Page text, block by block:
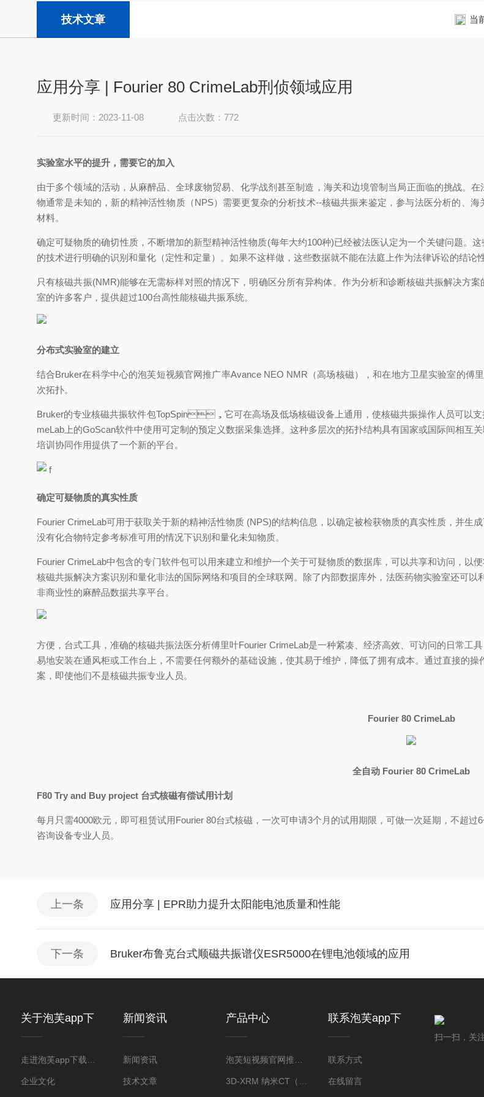
技术文章 当前
应用分享 | Fourier 80 CrimeLab刑侦领域应用
更新时间：2023-11-08 点击次数：772
实验室水平的提升，需要它的加入
由于多个领域的活动，从麻醉品、全球废物贸易、化学战剂甚至制造，海关和边境管制当局正面临的挑战
物通常是未知的，新的精神活性物质（NPS）需要更复杂的分析技术--核磁共振来鉴定，参与法医分析的
材料。
确定可疑物质的确切性质，不断增加的新型精神活性物质(每年大约100种)已经被法医认定为一个关键问题。
的技术进行明确的识别和量化（定性和定量）。如果不这样做，这些数据就不能在法庭上作为法律诉讼的结论性证
只有核磁共振(NMR)能够在无需标样对照的情况下，明确区分所有异构体。作为分析和诊断核磁共振解决方案的开
室的许多客户，提供超过100台高性能核磁共振系统。
分布式实验室的建立
结合Bruker在科学中心的泡芙短视频官网推广率Avance NEO NMR（高场核磁），和在地方卫星实验室的傅
次拓扑。
Bruker的专业核磁共振软件包TopSpin，它可在高场及低场核磁设备上通用，使核磁共振操作人员可以支持
meLab上的GoScan软件中使用可定制的预定义数据采集选择。这种多层次的拓扑结构具有国家或国际间相互关联
培训协同作用提供了一个新的平台。
f
确定可疑物质的真实性质
Fourier CrimeLab可用于获取关于新的精神活性物质 (NPS)的结构信息，以确定被检获物质的真实性质，并生
没有化合物特定参考标准可用的情况下识别和量化未知物质。
Fourier CrimeLab中包含的专门软件包可以用来建立和维护一个关于可疑物质的数据库，可以共享和访问，以
核磁共振解决方案识别和量化非法的国际网络和项目的全球联网。除了内部数据库外，法医药物实验室还可以
非商业性的麻醉品数据共享平台。
方便，台式工具，准确的核磁共振法医分析傅里叶Fourier CrimeLab是一种紧凑、经济高效、可访问的日常工
易地安装在通风柜或工作台上，不需要任何额外的基础设施，使其易于维护，降低了拥有成本。通过直
案，即使他们不是核磁共振专业人员。
Fourier 80 CrimeLab
全自动 Fourier 80 CrimeLab
F80 Try and Buy project 台式核磁有偿试用计划
每月只需4000欧元，即可租赁试用Fourier 80台式核磁，一次可申请3个月的试用期限，可做一次延期，不超过
咨询设备专业人员。
上一条 应用分享 | EPR助力提升太阳能电池质量和性能
下一条 Bruker布鲁克台式顺磁共振谱仪ESR5000在锂电池领域的应用
关于泡芙app下
载免费版下载新
版
企业文化
新闻资讯
新闻资讯
技术文章
产品中心
联系泡芙app下
载免费版下载新
版
联系方式
在线留言
扫一扫，